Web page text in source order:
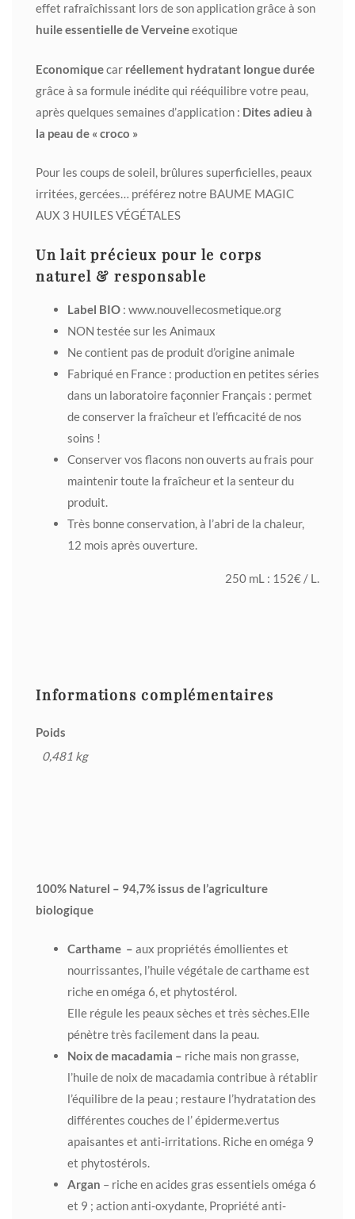
effet rafraîchissant lors de son application grâce à son
huile essentielle de Verveineexotique
Economiquecar réellement hydratant longue durée
grâce à sa formule inédite qui rééquilibre votre peau,
après quelques semaines d’application : Dites adieu à
la peau de « croco »
Pour les coups de soleil, brûlures superficielles, peaux
irritées, gercées… préférez notre BAUME MAGIC
AUX 3 HUILES VÉGÉTALES
Un lait précieux pour le corps
naturel & responsable
Label BIO : www.nouvellecosmetique.org
NON testée sur les Animaux
Ne contient pas de produit d’origine animale
Fabriqué en France : production en petites séries
dans un laboratoire façonnier Français : permet
de conserver la fraîcheur et l’efficacité de nos
soins !
Conserver vos flacons non ouverts au frais pour
maintenir toute la fraîcheur et la senteur du
produit.
Très bonne conservation, à l’abri de la chaleur,
12 mois après ouverture.
250 mL : 152€ / L.
Informations complémentaires
Poids
0,481 kg
100% Naturel – 94,7% issus de l’agriculture
biologique
Carthame – aux propriétés émollientes et
nourrissantes, l’huile végétale de carthame est
riche en oméga 6, et phytostérol.
Elle régule les peaux sèches et très sèches.Elle
pénètre très facilement dans la peau.
Noix de macadamia – riche mais non grasse,
l’huile de noix de macadamia contribue à rétablir
l’équilibre de la peau ; restaure l’hydratation des
différentes couches de l’ épiderme.vertus
apaisantes et anti-irritations. Riche en oméga 9
et phytostérols.
Argan – riche en acides gras essentiels oméga 6
et 9 ; action anti-oxydante, Propriété anti-